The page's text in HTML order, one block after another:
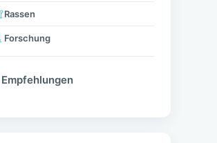
Rassen
Forschung
Empfehlungen